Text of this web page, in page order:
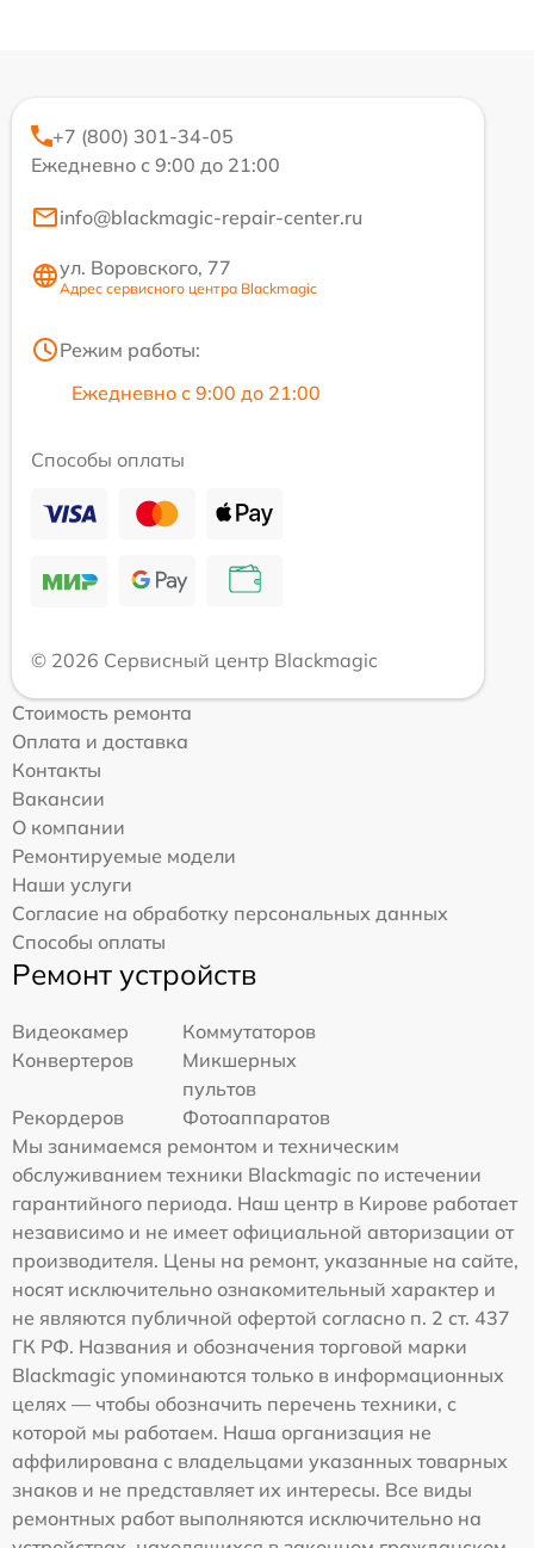
+7 (800) 301-34-05
Ежедневно с 9:00 до 21:00
info@blackmagic-repair-center.ru
ул. Воровского, 77
Адрес сервисного центра Blackmagic
Режим работы:
Ежедневно с 9:00 до 21:00
Способы оплаты
© 2026 Сервисный центр Blackmagic
Стоимость ремонта
Оплата и доставка
Контакты
Вакансии
О компании
Ремонтируемые модели
Наши услуги
Согласие на обработку персональных данных
Способы оплаты
Ремонт устройств
Видеокамер
Коммутаторов
Конвертеров
Микшерных
пультов
Рекордеров
Фотоаппаратов
Мы занимаемся ремонтом и техническим
обслуживанием техники Blackmagic по истечении
гарантийного периода. Наш центр в Кирове работает
независимо и не имеет официальной авторизации от
производителя. Цены на ремонт, указанные на сайте,
носят исключительно ознакомительный характер и
не являются публичной офертой согласно п. 2 ст. 437
ГК РФ. Названия и обозначения торговой марки
Blackmagic упоминаются только в информационных
целях — чтобы обозначить перечень техники, с
которой мы работаем. Наша организация не
аффилирована с владельцами указанных товарных
знаков и не представляет их интересы. Все виды
ремонтных работ выполняются исключительно на